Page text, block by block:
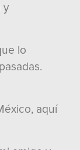
y
lo
aquí